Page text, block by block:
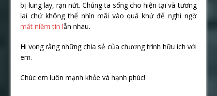
bị lung lay, rạn nứt. Chúng ta sống cho hiện tại và tương
lai chứ không thể nhìn mãi vào quá khứ để nghi ngờ
mất niềm tin lẫn nhau.
Hi vọng rằng những chia sẻ của chương trình hữu ích với
em.
Chúc em luôn mạnh khỏe và hạnh phúc!